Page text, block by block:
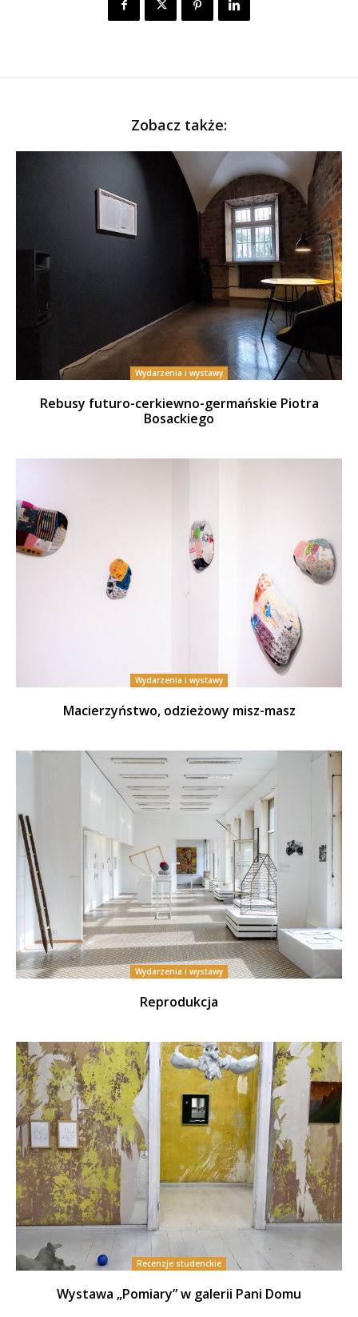
Zobacz także:
Wydarzenia i wystawy
Rebusy futuro-cerkiewno-germańskie Piotra
Bosackiego
Wydarzenia i wystawy
Macierzyństwo, odzieżowy misz-masz
Wydarzenia i wystawy
Reprodukcja
Recenzje studenckie
Wystawa „Pomiary” w galerii Pani Domu